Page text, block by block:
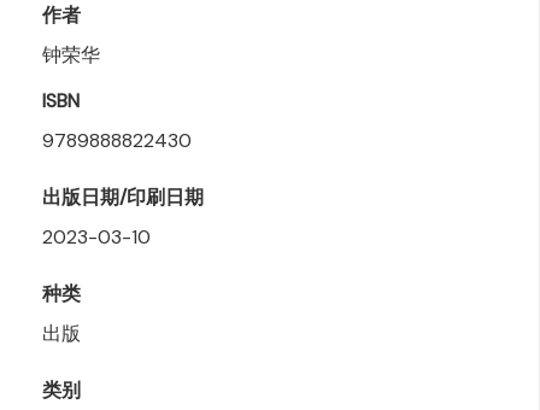
作者
钟荣华
ISBN
9789888822430
出版日期/印刷日期
2023-03-10
种类
出版
类别